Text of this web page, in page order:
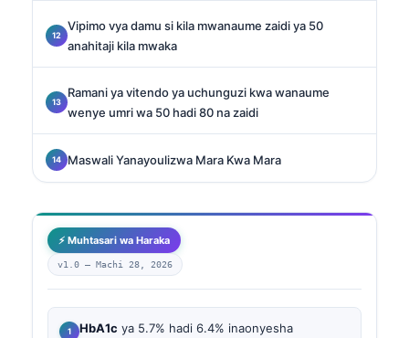
Vipimo vya damu si kila mwanaume zaidi ya 50
anahitaji kila mwaka
Ramani ya vitendo ya uchunguzi kwa wanaume
wenye umri wa 50 hadi 80 na zaidi
Maswali Yanayoulizwa Mara Kwa Mara
⚡ Muhtasari wa Haraka
v1.0 — Machi 28, 2026
HbA1c ya 5.7% hadi 6.4% inaonyesha